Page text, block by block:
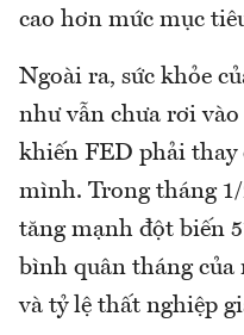
cao hơn mức mục
Ngoài ra, sức khỏe
như vẫn chưa rơi
khiến FED phải thay
mình. Trong tháng
tăng mạnh đột biến
bình quân tháng
và tỷ lệ thất nghiệp